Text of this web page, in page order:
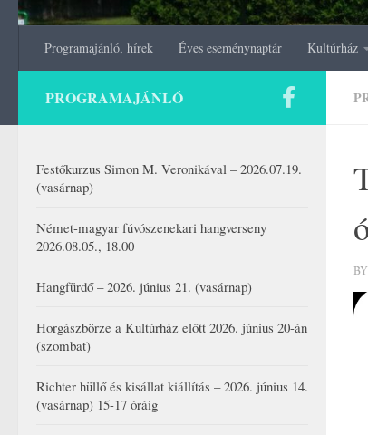
Programajánló, hírek Éves eseménynaptár Kultúrház
BY
PROGRAMAJÁNLÓ
Festőkurzus Simon M. Veronikával – 2026.07.19.
(vasárnap)
Német-magyar fúvószenekari hangverseny
2026.08.05., 18.00
Hangfürdő – 2026. június 21. (vasárnap)
Horgászbörze a Kultúrház előtt 2026. június 20-án
(szombat)
Richter hüllő és kisállat kiállítás – 2026. június 14.
(vasárnap) 15-17 óráig